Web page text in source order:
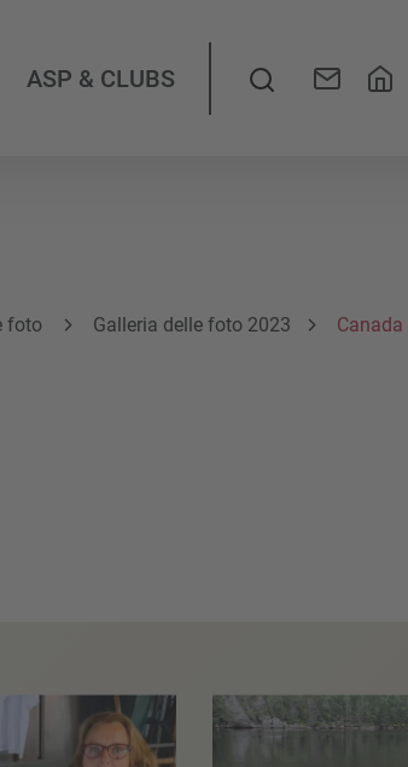
ASP & CLUBS
foto Galleria delle foto 2023